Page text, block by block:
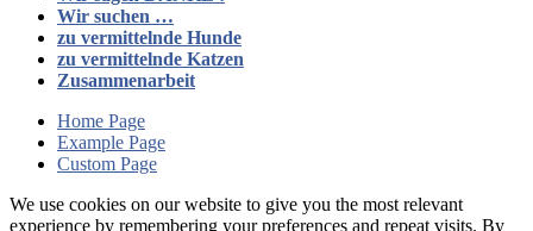
Wir suchen …
zu vermittelnde Hunde
zu vermittelnde Katzen
Zusammenarbeit
Home Page
Example Page
Custom Page
We use cookies on our website to give you the most relevant
experience by remembering your preferences and repeat visits. By